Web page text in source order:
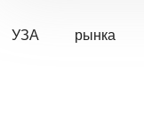
УЗА рынка